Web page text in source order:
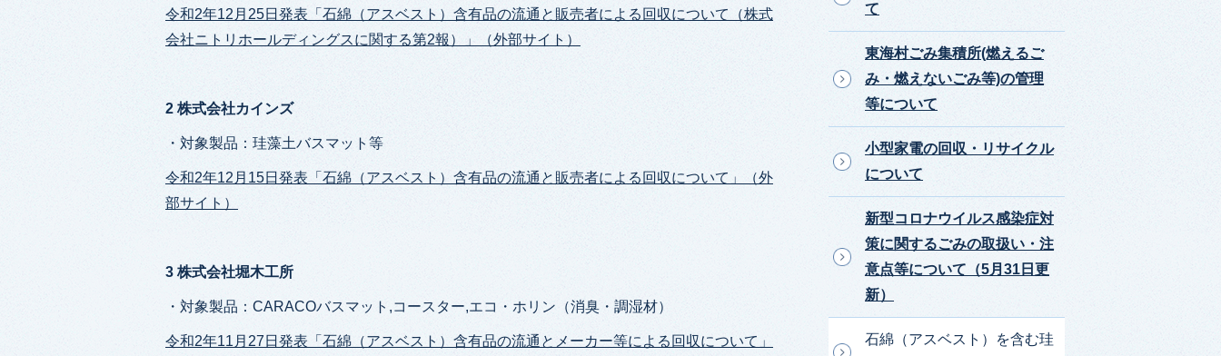
令和2年12月25日発表「石綿（アスベスト）含有品の流通と販売者による回収について（株式
会社ニトリホールディングスに関する第2報）」（外部サイト）
2 株式会社カインズ
・対象製品：珪藻土バスマット等
令和2年12月15日発表「石綿（アスベスト）含有品の流通と販売者による回収について」（外
部サイト）
3 株式会社堀木工所
・対象製品：CARACOバスマット,コースター,エコ・ホリン（消臭・調湿材）
令和2年11月27日発表「石綿（アスベスト）含有品の流通とメーカー等による回収について」
て
東海村ごみ集積所(燃えるご
み・燃えないごみ等)の管理
等について
小型家電の回収・リサイクル
について
新型コロナウイルス感染症対
策に関するごみの取扱い・注
意点等について（5月31日更
新）
石綿（アスベスト）を含む珪